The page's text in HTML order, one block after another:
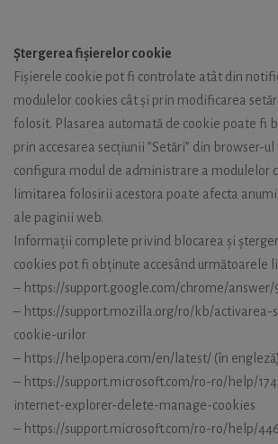
Ștergerea fișierelor cookie
Fișierele cookie pot fi controlate atât din
modulelor cookies cât și prin modificarea
folosit. Plasarea automată de cookie poate fi
prin accesarea secțiunii ”Setări” din browser-
configura modul de administrare a modulelor
limitarea folosirii acestora poate afecta
ale paginii web.
Informații complete privind blocarea și
cookies pot fi obținute accesând următoarele
– https://support.google.com/chrome/answer/
– https://support.mozilla.org/ro/kb/activarea-
cookie-urilor
– https://help.opera.com/en/latest/ (în engleză)
– https://support.microsoft.com/ro-ro/help/
internet-explorer-delete-manage-cookies
– https://support.microsoft.com/ro-ro/help/